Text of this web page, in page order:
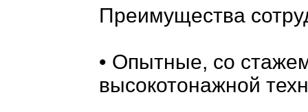
Преимущества
• Опытные, со
высокотонажной